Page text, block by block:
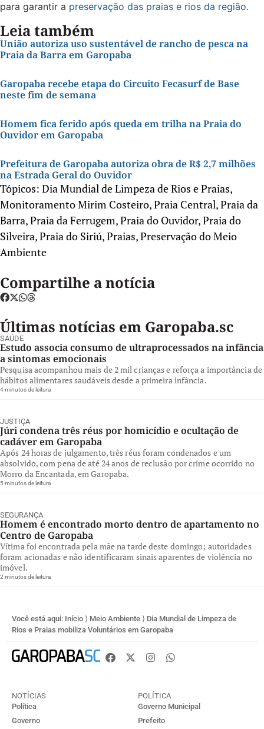
para garantir a preservação das praias e rios da região.
Leia também
União autoriza uso sustentável de rancho de pesca na
Praia da Barra em Garopaba
Garopaba recebe etapa do Circuito Fecasurf de Base
neste fim de semana
Homem fica ferido após queda em trilha na Praia do
Ouvidor em Garopaba
Prefeitura de Garopaba autoriza obra de R$ 2,7 milhões
na Estrada Geral do Ouvidor
Tópicos: Dia Mundial de Limpeza de Rios e Praias,
Monitoramento Mirim Costeiro,Praia Central,Praia da
Barra,Praia da Ferrugem,Praia do Ouvidor,Praia do
Silveira,Praia do Siriú,Praias,Preservação do Meio
Ambiente
Compartilhe a notícia
Últimas notícias em Garopaba.sc
SAÚDE
Estudo associa consumo de ultraprocessados na infância
a sintomas emocionais
Pesquisa acompanhou mais de 2 mil crianças e reforça a importância de
hábitos alimentares saudáveis desde a primeira infância.
4 minutos de leitura
JUSTIÇA
Júri condena três réus por homicídio e ocultação de
cadáver em Garopaba
Após 24 horas de julgamento, três réus foram condenados e um
absolvido, com pena de até 24 anos de reclusão por crime ocorrido no
Morro da Encantada, em Garopaba.
5 minutos de leitura
SEGURANÇA
Homem é encontrado morto dentro de apartamento no
Centro de Garopaba
Vítima foi encontrada pela mãe na tarde deste domingo; autoridades
foram acionadas e não identificaram sinais aparentes de violência no
imóvel.
2 minutos de leitura
Você está aqui: Início ⟩ Meio Ambiente ⟩ Dia Mundial de Limpeza de
Rios e Praias mobiliza Voluntários em Garopaba
NOTÍCIAS
Política
Governo
POLÍTICA
Governo Municipal
Prefeito